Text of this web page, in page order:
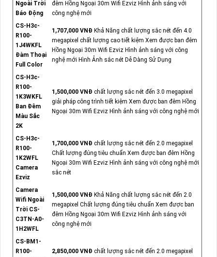
Ngoài Trời
Báo Động
đêm Hồng Ngoại 30m Wifi Ezviz Hình ảnh sáng với
công nghệ mới
CS-H3c-
R100-
1J4WKFL
Đàm Thoại
Full Color
1,707,000 VNĐ Khả Năng chất lượng sắc nét đến 4.0
megapixel chất lượng cao tiết kiệm Xem được ban đêm
Hồng Ngoại 30m Wifi Ezviz Hình ảnh sáng với công
nghệ mới Hình Ảnh sắc nét Dễ Dàng Sử Dụng
CS-H3c-
R100-
1K3WKFL
Ban Đêm
Màu Sắc
2K
1,500,000 VNĐ chất lượng sắc nét đến 3.0 megapixel
giải pháp công trình tiết kiệm Xem được ban đêm Hồng
Ngoại 30m Wifi Ezviz Hình ảnh sáng với công nghệ mới
CS-H3c-
R100-
1K2WFL
Camera
Ezviz
1,700,000 VNĐ chất lượng sắc nét đến 2.0 megapixel
Chất lượng đúng tiêu chuẩn Xem được ban đêm Hồng
Ngoại 30m Wifi Ezviz Hình ảnh sáng với công nghệ mới
sắc nét
Camera
Wifi Ngoài
Trời CS-
C3TN-A0-
1H2WFL
1,500,000 VNĐ Khả Năng chất lượng sắc nét đến 2.0
megapixel Chất lượng đúng tiêu chuẩn Xem được ban
đêm Hồng Ngoại 30m Wifi Ezviz Hình ảnh sáng với
công nghệ mới
CS-BM1-
R100-
2,850,000 VNĐ chất lượng sắc nét đến 2.0 megapixel